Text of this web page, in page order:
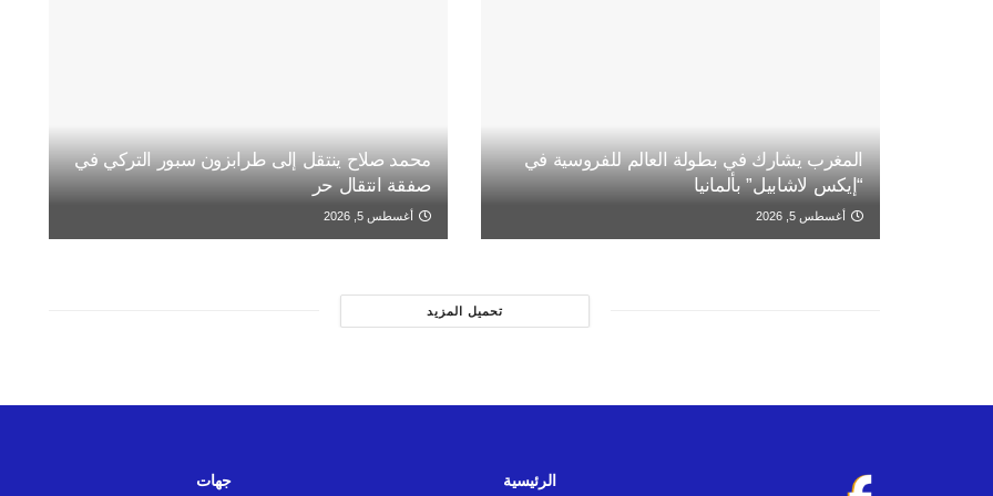
المغرب يشارك في بطولة العالم للفروسية في
“إيكس لاشابيل” بألمانيا
أغسطس 5, 2026
محمد صلاح ينتقل إلى طرابزون سبور التركي في
صفقة انتقال حر
أغسطس 5, 2026
تحميل المزيد
الرئيسية جهات